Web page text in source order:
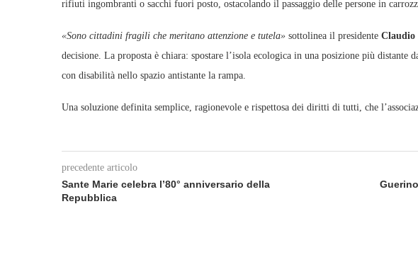
rifiuti ingombranti o sacchi fuori posto, ostacolando il passaggio delle persone in
«Sono cittadini fragili che meritano attenzione e tutela» sottolinea il presidente Claudio
decisione. La proposta è chiara: spostare l’isola ecologica in una posizione più distante
con disabilità nello spazio antistante la rampa.
Una soluzione definita semplice, ragionevole e rispettosa dei diritti di tutti, che
precedente articolo
Sante Marie celebra l’80° anniversario della
Repubblica